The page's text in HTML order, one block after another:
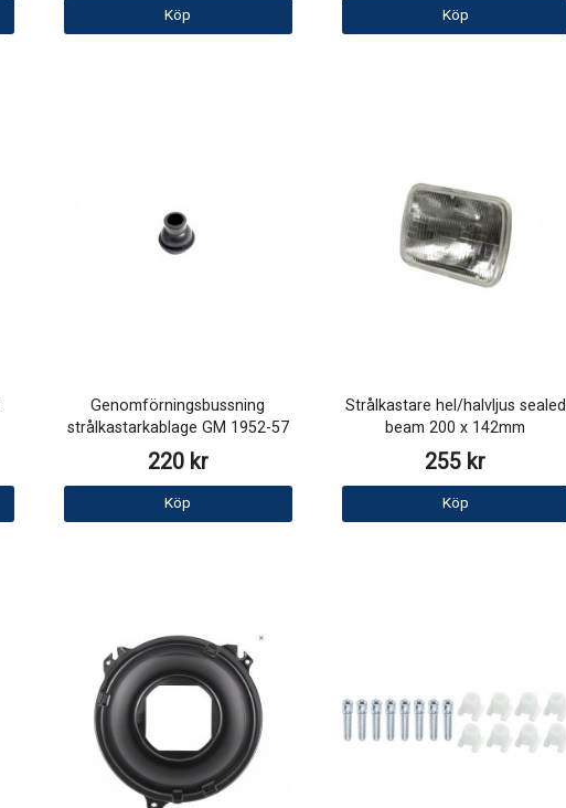
Köp Köp
Genomförningsbussning
strålkastarkablage GM 1952-57
220 kr
Köp
Strålkastare hel/halvljus sealed
beam 200 x 142mm
255 kr
Köp